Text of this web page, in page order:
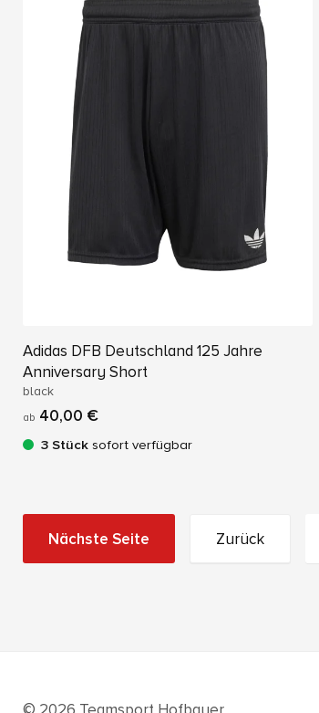
Adidas DFB Deutschland 125 Jahre
Anniversary Short
black
ab 40,00 €
3 Stück sofort verfügbar
Nächste Seite Zurück